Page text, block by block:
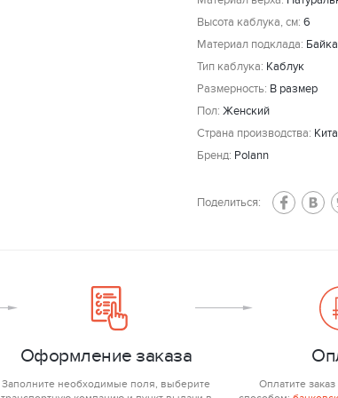
Высота каблука, см: 6
Материал подклада: Байка
Тип каблука: Каблук
Размерность: В размер
Пол: Женский
Страна производства:
Бренд: Polann
Поделиться:
Оформление заказа
Заполните необходимые поля, выберите
Оплатите